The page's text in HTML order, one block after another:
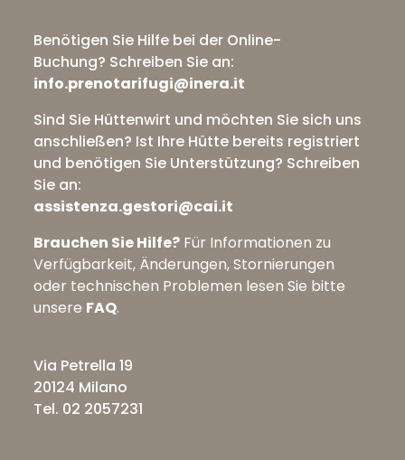
Benötigen Sie Hilfe bei der Online-
Buchung? Schreiben Sie an:
info.prenotarifugi@inera.it
Sind Sie Hüttenwirt und möchten Sie sich uns
anschließen? Ist Ihre Hütte bereits registriert
und benötigen Sie Unterstützung? Schreiben
Sie an:
assistenza.gestori@cai.it
Brauchen Sie Hilfe? Für Informationen zu
Verfügbarkeit, Änderungen, Stornierungen
oder technischen Problemen lesen Sie bitte
unsere FAQ.
Via Petrella 19
20124 Milano
Tel. 02 2057231